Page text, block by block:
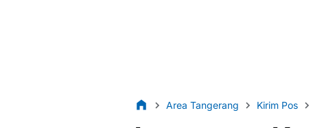
Area Tangerang Kirim Pos